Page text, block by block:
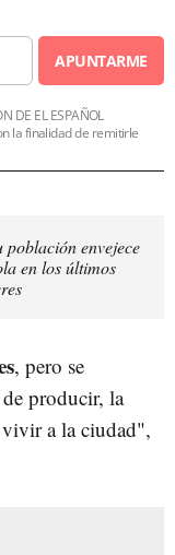
APUNTARME
DE EL ESPAÑOL
la finalidad de remitirle
población envejece
en los últimos
, pero se
producir, la
a la ciudad",